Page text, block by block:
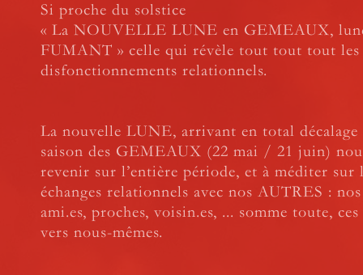
Si proche du solstice
« La NOUVELLE LUNE en GEMEAUX,
FUMANT » celle qui révèle tout tout tout les
disfonctionnements relationnels.
La nouvelle LUNE, arrivant en total
saison des GEMEAUX (22 mai / 21 juin)
revenir sur l’entière période, et à méditer sur
échanges relationnels avec nos AUTRES :
ami.es, proches, voisin.es, ... somme toute,
vers nous-mêmes.